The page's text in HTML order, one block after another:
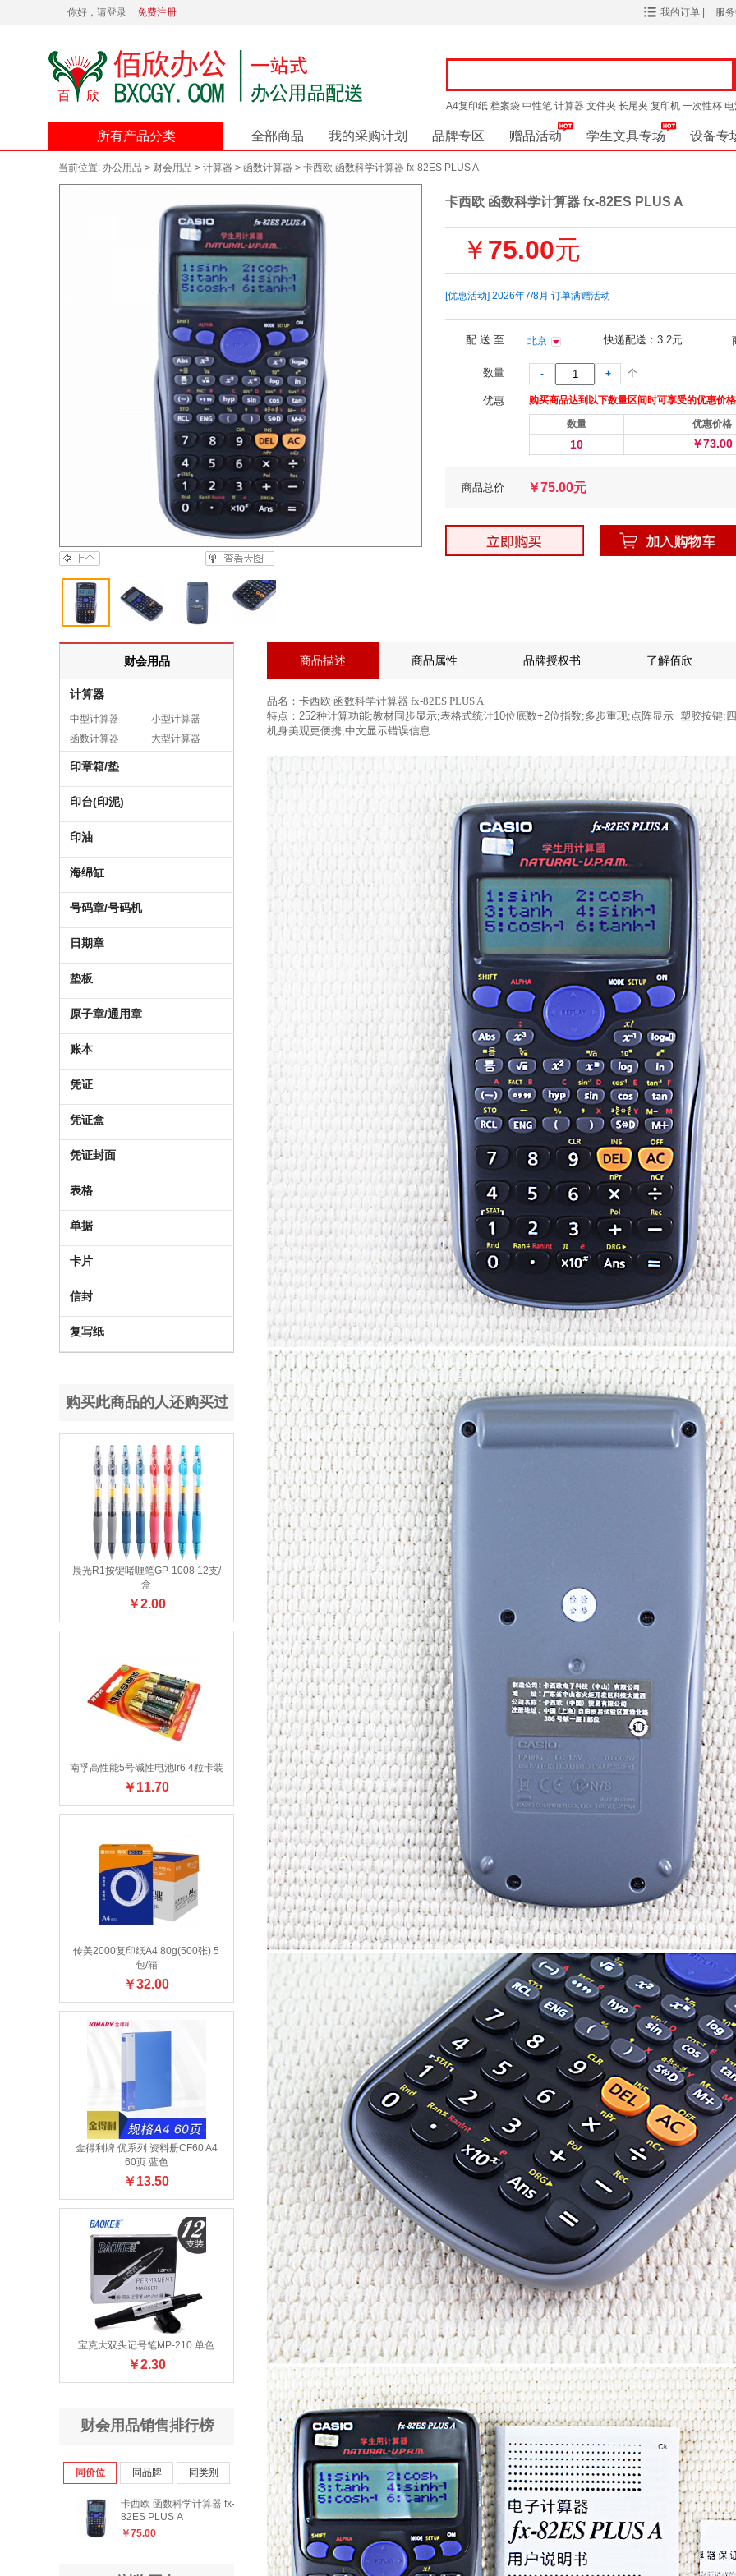
你好，请登录 免费注册 我的订单 服
A4复印纸 档案袋 中性笔 计算器 文件夹 长尾夹 复印机 一次性杯
所有产品分类 全部商品 我的采购计划 品牌专区 赠品活动 学生文具专场 设备专
当前位置: 办公用品 > 财会用品 > 计算器 > 函数计算器 > 卡西欧 函数科学计算器 fx-82ES PLUS A
卡西欧 函数科学计算器 fx-82ES PLUS A
￥ 75.00元
[优惠活动] 2026年7/8月 订单满赠活动
配 送 至 北京 快递配送：3.2元
数量 - + 个
优惠 购买商品达到以下数量区间时可享受的优惠价
数量 优惠价格
10 ￥73.00
商品总价 ￥75.00元
财会用品
计算器
中型计算器
小型计算器
函数计算器
大型计算器
印章箱/垫
印台(印泥)
印油
海绵缸
号码章/号码机
日期章
垫板
原子章/通用章
账本
凭证
凭证盒
凭证封面
表格
单据
卡片
信封
复写纸
购买此商品的人还购买过
晨光R1按键啫喱笔GP-1008 12支/
盒
￥2.00
南孚高性能5号碱性电池lr6 4粒卡装
￥11.70
传美2000复印纸A4 80g(500张) 5
包/箱
￥32.00
金得利牌 优系列 资料册CF60 A4
60页 蓝色
￥13.50
宝克大双头记号笔MP-210 单色
￥2.30
财会用品销售排行榜
同价位 同品牌 同类别
卡西欧 函数科学计算器 fx-
82ES PLUS A
￥75.00
商品描述 商品属性 品牌授权书 了解佰欣
品名：卡西欧 函数科学计算器 fx-82ES PLUS A
特点： 252种计算功能;教材同步显示;表格式统计10位底数+2位指数;多步重现;点阵显示 塑胶按键;
机身美观更便携;中文显示错误信息